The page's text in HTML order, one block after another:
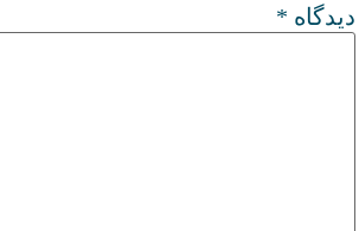
دیدگاه *